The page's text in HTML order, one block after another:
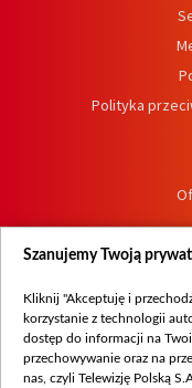
Polityka
Szanujemy Twoją
Kliknij "Akceptuję i
korzystanie z technologii
dostęp do informacji na
przechowywanie oraz na
nas, czyli Telewizję Polską